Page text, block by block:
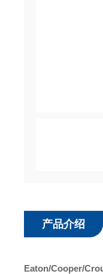
产品介绍
Eaton/Cooper/